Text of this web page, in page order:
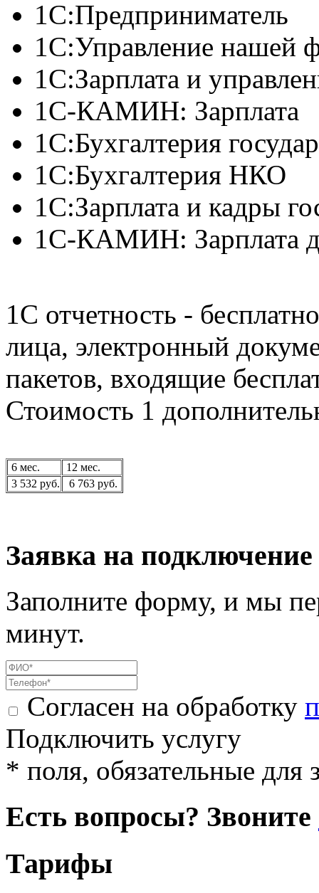
1С:Пред­приниматель
1С:Управление нашей
1С:Зарплата и
1С-КАМИН: Зарплата
1С:Бухгалтерия
1C:Бухгалтерия НКО
1С:Зарплата и кадры
1С-КАМИН: Зарплата
1С отчетность -
лица, электронный
пакетов, входящие
Стоимость 1
6 мес.
12 мес.
3 532 руб.
6 763 руб.
Заявка на подключение
Заполните форму, и мы
минут.
Согласен на обработку
Подключить услугу
* поля, обязательные для
Есть вопросы? Звоните
Тарифы